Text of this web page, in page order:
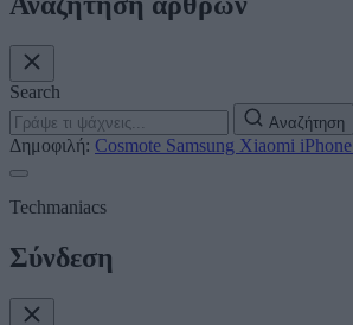
Search
Αναζήτηση
Δημοφιλή: Cosmote Samsung Xiaomi iPhone
Techmaniacs
Σύνδεση